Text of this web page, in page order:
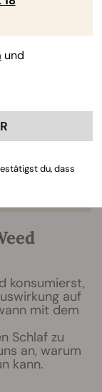
konsumierst,
auf
mit dem
Schlaf zu
an, warum
kann.
und
du, dass